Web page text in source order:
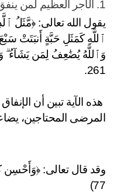
المحتاجين، يضاعف